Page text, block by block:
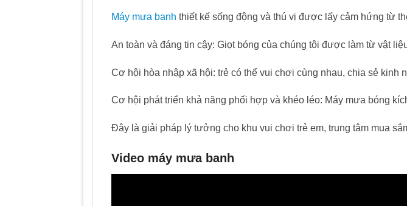
Máy mưa banh thiết kế sống động và thú vị được lấy cảm hứng từ
An toàn và đáng tin cậy: Giọt bóng của chúng tôi được làm từ vật
Cơ hội hòa nhập xã hội: trẻ có thể vui chơi cùng nhau, chia sẻ kinh
Cơ hội phát triển khả năng phối hợp và khéo léo: Máy mưa bóng
Đây là giải pháp lý tưởng cho khu vui chơi trẻ em, trung tâm mua
Video máy mưa banh